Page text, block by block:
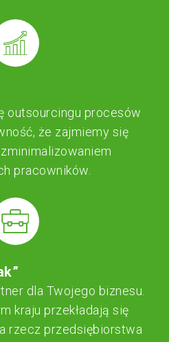
outsourcingu procesów
że zajmiemy się
pracowników.
dla Twojego biznesu.
kraju przekładają się
rzecz przedsiębiorstwa